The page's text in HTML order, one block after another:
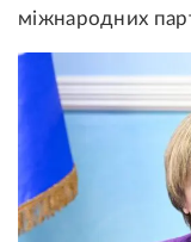
міжнародних